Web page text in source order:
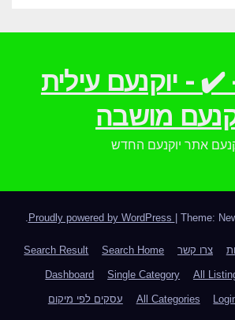
✔️ - יוקנעם עילית
מושבה
אתר יוקנעם החדש
Proudly powered by WordPress | Theme:
צרו קשר Search Home
Search Result
All
Single Category
Dashboard
All Categories עסקים לפי מיקום